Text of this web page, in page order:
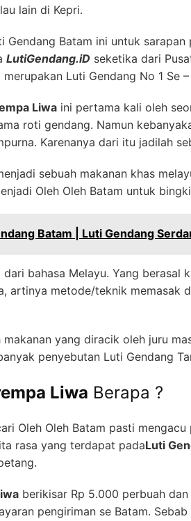
lain di Kepri.
Gendang Batam ini untuk
LutiGendang.iD seketika dari
Luti Gendang No 1 Se
Liwa ini pertama kali oleh
roti gendang. Namun
Karenanya dari itu jadilah
sebuah makanan khas
Oleh Oleh Batam untuk
Batam | Luti Gendang
bahasa Melayu. Yang berasal
artinya metode/teknik memasak
yang diracik oleh juru
penyebutan Luti Gendang
Liwa Berapa ?
Oleh Oleh Batam pasti
rasa yang terdapat padaLuti
berikisar Rp 5.000 perbuah
pengiriman se Batam.